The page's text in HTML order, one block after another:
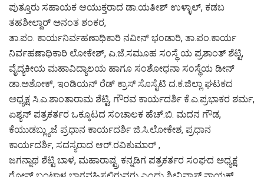
ಪುತ್ತೂರು ಸಹಾಯಕ ಆಯುಕ್ತರಾದ ಡಾ.ಯತೀಶ್ ಉಳ್ಳಾಲ್, ಕಡಬ
ತಹಶೀಲ್ದಾರ್ ಅನಂತ ಶಂಕರ,
ತಾ.ಪಂ. ಕಾರ್ಯನಿರ್ವಹಣಾಧಿಕಾರಿ ನವೀನ್ ಭಂಡಾರಿ, ತಾ.ಪಂ.ಕಾರ್ಯ
ನಿರ್ವಹಣಾಧಿಕಾರಿ ಲೋಕೇಶ್, ಎ.ಜೆ.ಸಮೂಹ ಸಂಸ್ಥೆ ಯ ಪ್ರಶಾಂತ್ ಶೆಟ್ಟಿ,
ವೈದ್ಯಕೀಯ ಮಹಾವಿದ್ಯಾಲಯ ಹಾಗೂ ಸಂಶೋಧನಾ ಸಂಸ್ಥೆಯ ಡೀನ್
ಡಾ.ಅಶೋಕ್, ಇಂಡಿಯನ್ ರೆಡ್ ಕ್ರಾಸ್ ಸೊಸೈಟಿ ದ.ಕ.ಜಿಲ್ಲಾ ಘಟಕದ
ಅಧ್ಯಕ್ಷ ಸಿ.ಎ.ಶಾಂತಾರಾಮ ಶೆಟ್ಟಿ, ಗೌರವ ಕಾರ್ಯದರ್ಶಿ ಕೆ.ಎ.ಪ್ರಭಾಕರ ಶರ್ಮ,
ಏಶ್ಯನ್ ಪತ್ರಕರ್ತರ ಒಕ್ಕೂಟದ ಸಂಚಾಲಕ ಹೆಚ್.ಬಿ. ಮದನ ಗೌಡ,
ಕೆಯುಡಬ್ಲ್ಯುಜೆ ಪ್ರಧಾನ ಕಾರ್ಯದರ್ಶಿ ಜಿ.ಸಿ.ಲೋಕೇಶ, ಪ್ರಧಾನ
ಕಾರ್ಯದರ್ಶಿ, ಸದಸ್ಯರಾದ ಆರ್.ರವಿಕುಮಾರ್ ,
ಜಗನ್ನಾಥ ಶೆಟ್ಟಿ ಬಾಳ, ಮಹಾರಾಷ್ಟ್ರ ಕನ್ನಡಿಗ ಪತ್ರಕರ್ತರ ಸಂಘದ ಅಧ್ಯಕ್ಷ